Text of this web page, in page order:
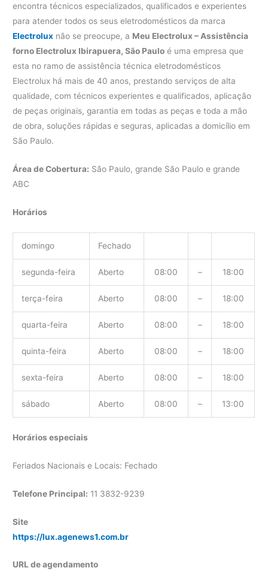
encontra técnicos especializados, qualificados e experientes
para atender todos os seus eletrodomésticos da marca
Electrolux não se preocupe, a Meu Electrolux – Assistência
forno Electrolux Ibirapuera, São Paulo é uma empresa que
esta no ramo de assistência técnica eletrodomésticos
Electrolux há mais de 40 anos, prestando serviços de alta
qualidade, com técnicos experientes e qualificados, aplicação
de peças originais, garantia em todas as peças e toda a mão
de obra, soluções rápidas e seguras, aplicadas a domicílio em
São Paulo.
Área de Cobertura: São Paulo, grande São Paulo e grande
ABC
Horários
domingo Fechado
segunda-feira Aberto 08:00 – 18:00
terça-feira Aberto 08:00 – 18:00
quarta-feira Aberto 08:00 – 18:00
quinta-feira Aberto 08:00 – 18:00
sexta-feira Aberto 08:00 – 18:00
sábado Aberto 08:00 – 13:00
Horários especiais
Feriados Nacionais e Locais: Fechado
Telefone Principal: 11 3832-9239
Site
https://lux.agenews1.com.br
URL de agendamento